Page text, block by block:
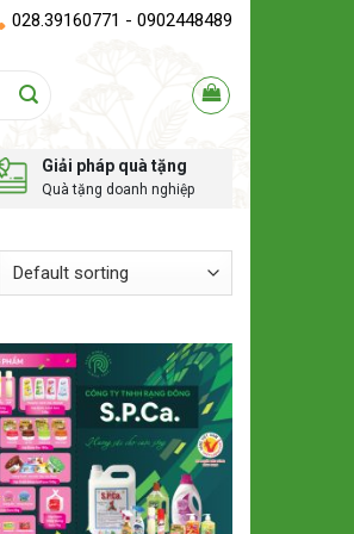
028.39160771 - 0902448489
Giải pháp quà tặng
Quà tặng doanh nghiệp